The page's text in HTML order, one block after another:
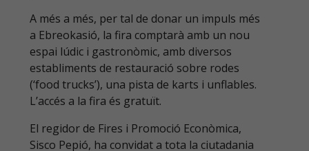
A més a més, per tal de donar un impuls més
a Ebreokasió, la fira comptarà amb un nou
espai lúdic i gastronòmic, amb diversos
establiments de restauració sobre rodes
(‘food trucks’), una pista de karts i unflables.
L’accés a la fira és gratuït.
El regidor de Fires i Promoció Econòmica,
Sisco Pepió, ha convidat a tota la ciutadania